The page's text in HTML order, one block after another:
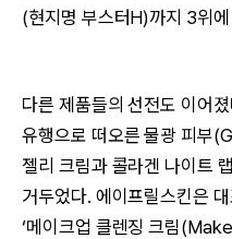
(현지명 부스터H)까지 3위
다른 제품들의 선전도 이어
유행으로 떠오른 물광 피부
젤리 크림과 콜라겐 나이트
거두었다. 에이프릴스킨은 대
‘메이크업 클렌징 크림